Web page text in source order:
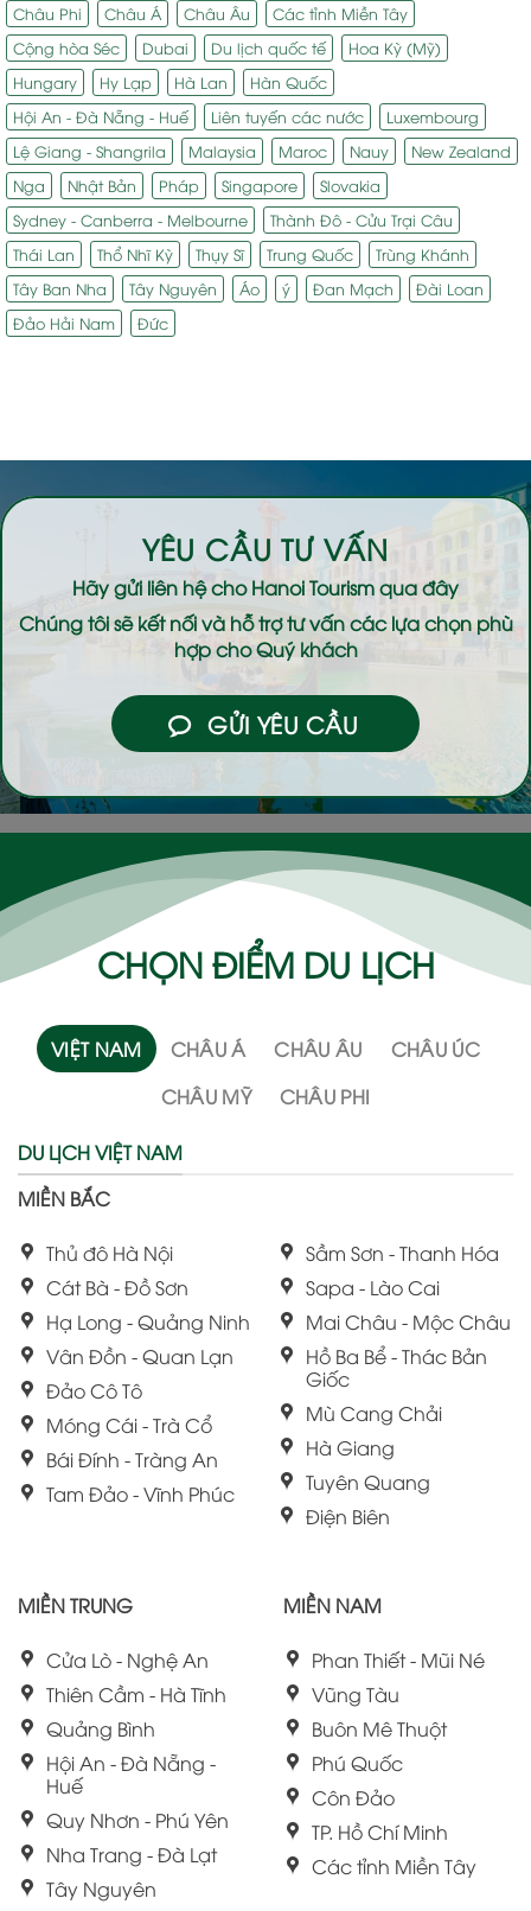
Châu Phi Châu Á Châu Âu
Các tỉnh Miền Tây
Cộng hòa Séc
Dubai Du lịch quốc tế
Hoa Kỳ (Mỹ)
Hungary
Hy Lạp Hà Lan
Hàn Quốc
Hội An - Đà Nẵng - Huế
Liên tuyến các nước
Luxembourg
Lệ Giang - Shangrila
Malaysia Maroc Nauy
New Zealand
Nga
Nhật Bản Pháp Singapore
Slovakia
Sydney - Canberra - Melbourne
Thành Đô - Cửu Trại Câu
Thái Lan
Thổ Nhĩ Kỳ Thụy Sĩ Trung Quốc
Trùng Khánh
Tây Ban Nha
Tây Nguyên Áo ý Đan Mạch
Đài Loan
Đảo Hải Nam
Đức
YÊU CẦU TƯ VẤN
Hãy gửi liên hệ choHanoi Tourismqua đây
Chúng tôi sẽ kết nối và hỗ trợ tư vấn các lựa chọn phù
hợp cho Quý khách
GỬI YÊU CẦU
CHỌN ĐIỂM DU LỊCH
VIỆT NAM CHÂU Á CHÂU ÂU
CHÂU ÚC
CHÂU MỸ
CHÂU PHI
DU LỊCH VIỆT NAM
MIỀN BẮC
Thủ đô Hà Nội
Cát Bà - Đồ Sơn
Hạ Long - Quảng Ninh
Vân Đồn - Quan Lạn
Đảo Cô Tô
Móng Cái - Trà Cổ
Bái Đính - Tràng An
Tam Đảo - Vĩnh Phúc
Sầm Sơn - Thanh Hóa
Sapa - Lào Cai
Mai Châu - Mộc Châu
Hồ Ba Bể - Thác Bản
Giốc
Mù Cang Chải
Hà Giang
Tuyên Quang
Điện Biên
MIỀN TRUNG
Cửa Lò - Nghệ An
Thiên Cầm - Hà Tĩnh
Quảng Bình
Hội An - Đà Nẵng -
Huế
Quy Nhơn - Phú Yên
Nha Trang - Đà Lạt
Tây Nguyên
MIỀN NAM
Phan Thiết - Mũi Né
Vũng Tàu
Buôn Mê Thuột
Phú Quốc
Côn Đảo
TP. Hồ Chí Minh
Các tỉnh Miền Tây